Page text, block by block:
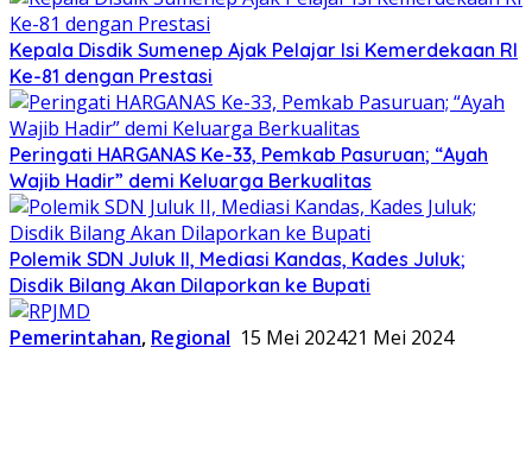
Kepala Disdik Sumenep Ajak Pelajar Isi Kemerdekaan RI
Ke-81 dengan Prestasi
Peringati HARGANAS Ke-33, Pemkab Pasuruan; “Ayah
Wajib Hadir” demi Keluarga Berkualitas
Polemik SDN Juluk II, Mediasi Kandas, Kades Juluk;
Disdik Bilang Akan Dilaporkan ke Bupati
Pemerintahan, Regional 15 Mei 202421 Mei 2024